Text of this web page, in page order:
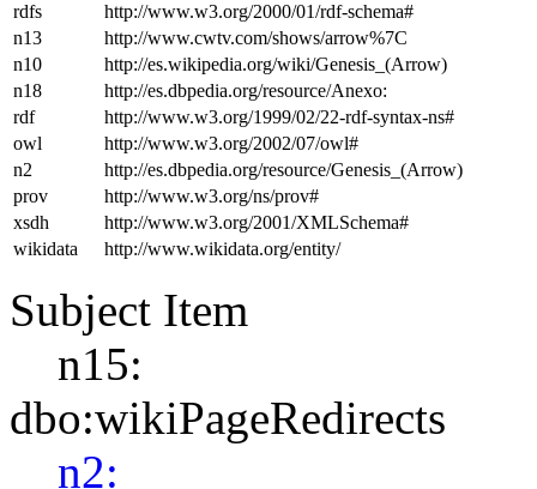
rdfs
http://www.w3.org/2000/01/rdf-schema#
n13
http://www.cwtv.com/shows/arrow%7C
n10
http://es.wikipedia.org/wiki/Genesis_(Arrow)
n18
http://es.dbpedia.org/resource/Anexo:
rdf
http://www.w3.org/1999/02/22-rdf-syntax-ns#
owl
http://www.w3.org/2002/07/owl#
n2
http://es.dbpedia.org/resource/Genesis_(Arrow)
prov
http://www.w3.org/ns/prov#
xsdh
http://www.w3.org/2001/XMLSchema#
wikidata
http://www.wikidata.org/entity/
Subject Item
n15:
dbo:wikiPageRedirects
n2: